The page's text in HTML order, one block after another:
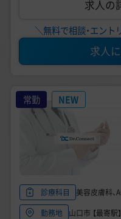
求人の
＼無料で相談・エン
求人
常勤 NEW
診療科目
美容皮膚科、
勤務地
山口市 【最寄駅